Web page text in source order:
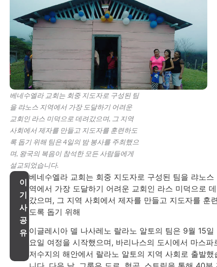
베네수엘라 교회는 회중 지도자로 구성된 팀
을 랴노스 지역에서 가장 도달하기 어려운
교회인 라스 미덕으로 데려갔으며, 그 지역
사회에서 제자를 만들고 지도자를 훈련하도
록 돕기 위해 팀은 4일의 밤 봉사를 주최했으
며, 왕국의 복음이 참석한 모든 사람들에게
설교되었습니다.
이
기
사
공
유
베네수엘라 교회는 회중 지도자로 구성된 팀을 랴노스
역에서 가장 도달하기 어려운 교회인 라스 미덕으로
갔으며, 그 지역 사회에서 제자를 만들고 지도자를 훈
도록 돕기 위해
이글레시아 델 나사레노 랄라노 알토의 팀은 9월 15일
요일 여정을 시작했으며, 바리나스의 도시에서 마스파
저수지의 해안에서 랄라노 알토의 지역 사회로 출발했